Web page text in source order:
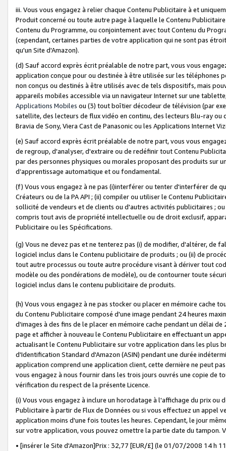
iii. Vous vous engagez à relier chaque Contenu Publicitaire à et
Produit concerné ou toute autre page à laquelle le Contenu
Contenu du Programme, ou conjointement avec tout Contenu du
(cependant, certaines parties de votre application qui ne sont pas
qu'un Site d'Amazon).
(d) Sauf accord exprès écrit préalable de notre part, vous vous
application conçue pour ou destinée à être utilisée sur les téléphones
non conçus ou destinés à être utilisés avec de tels dispositifs, mais
appareils mobiles accessible via un navigateur Internet sur une
Applications Mobiles ou (3) tout boîtier décodeur de télévision (par
satellite, des lecteurs de flux vidéo en continu, des lecteurs Blu-ray
Bravia de Sony, Viera Cast de Panasonic ou les Applications Internet
(e) Sauf accord exprès écrit préalable de notre part, vous vous
de regroup, d'analyser, d'extraire ou de redéfinir tout Contenu
par des personnes physiques ou morales proposant des produits sur
d’apprentissage automatique et ou fondamental.
(f) Vous vous engagez à ne pas (i)interférer ou tenter d'interférer de
Créateurs ou de la PA API ; (ii) compiler ou utiliser le Contenu
sollicité de vendeurs et de clients ou d'autres activités publicitaires ;
compris tout avis de propriété intellectuelle ou de droit exclusif,
Publicitaire ou les Spécifications.
(g) Vous ne devez pas et ne tenterez pas (i) de modifier, d'altérer, de
logiciel inclus dans le Contenu publicitaire de produits ; ou (ii) de
tout autre processus ou toute autre procédure visant à dériver tout
modèle ou des pondérations de modèle), ou de contourner toute
logiciel inclus dans le contenu publicitaire de produits.
(h) Vous vous engagez à ne pas stocker ou placer en mémoire cache
du Contenu Publicitaire composé d'une image pendant 24 heures
d'images à des fins de le placer en mémoire cache pendant un délai
page et afficher à nouveau le Contenu Publicitaire en effectuant un
actualisant le Contenu Publicitaire sur votre application dans les plus
d'Identification Standard d'Amazon (ASIN) pendant une durée
application comprend une application client, cette dernière ne peut
vous engagez à nous fournir dans les trois jours ouvrés une copie de
vérification du respect de la présente Licence.
(i) Vous vous engagez à inclure un horodatage à l'affichage du prix
Publicitaire à partir de Flux de Données ou si vous effectuez un appel
application moins d'une fois toutes les heures. Cependant, le jour
sur votre application, vous pouvez omettre la partie date du tampon.
• [insérer le Site d'Amazon]Prix : 32,77 [EUR/£] (le 01/07/2008 14 h